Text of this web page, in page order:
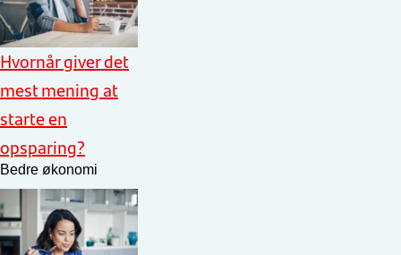
Hvornår giver det
mest mening at
starte en
opsparing?
Bedre økonomi